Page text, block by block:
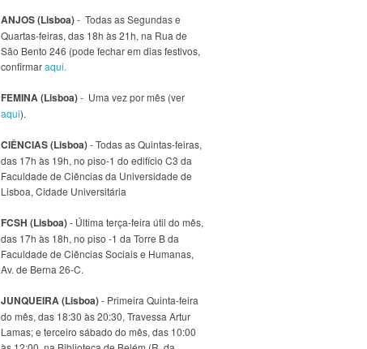
ANJOS (Lisboa)- Todas as Segundas e
Quartas-feiras, das 18h às 21h, na Rua de
São Bento 246 (pode fechar em dias festivos,
confirmaraqui.
FEMINA (Lisboa)- Uma vez por mês (ver
aqui).
CIÊNCIAS (Lisboa)- Todas as Quintas-feiras,
das 17h às 19h, no piso-1 do edifício C3 da
Faculdade de Ciências da Universidade de
Lisboa, Cidade Universitária
FCSH (Lisboa)- Última terça-feira útil do mês,
das 17h às 18h, no piso -1 da Torre B da
Faculdade de Ciências Sociais e Humanas,
Av. de Berna 26-C.
JUNQUEIRA (Lisboa)- Primeira Quinta-feira
do mês, das 18:30 às 20:30, Travessa Artur
Lamas; e terceiro sábado do mês, das 10:00